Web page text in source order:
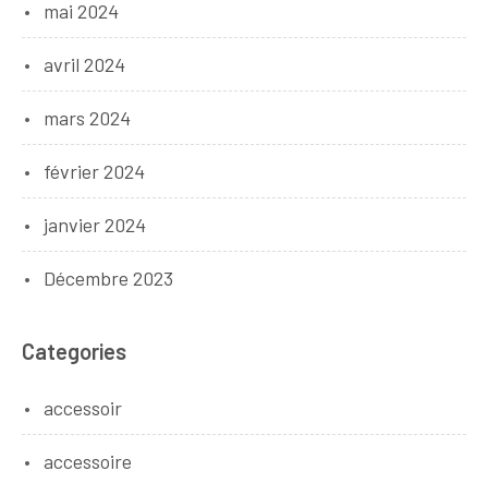
mai 2024
avril 2024
mars 2024
février 2024
janvier 2024
Décembre 2023
Categories
accessoir
accessoire